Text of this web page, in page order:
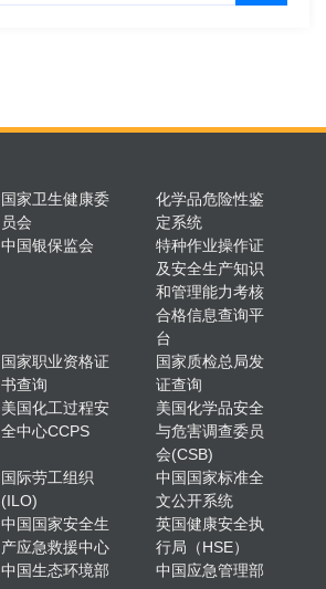
国家卫生健康委
员会
化学品危险性鉴
定系统
中国银保监会
特种作业操作证
及安全生产知识
和管理能力考核
合格信息查询平
台
国家职业资格证
书查询
国家质检总局发
证查询
美国化工过程安
全中心CCPS
美国化学品安全
与危害调查委员
会(CSB)
国际劳工组织
(ILO)
中国国家标准全
文公开系统
中国国家安全生
产应急救援中心
英国健康安全执
行局（HSE）
中国生态环境部 中国应急管理部